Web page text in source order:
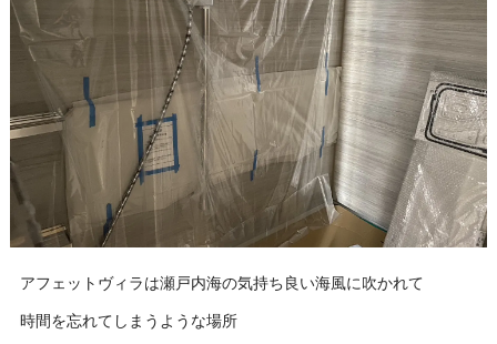
アフェットヴィラは瀬戸内海の気持ち良い海風に吹かれて
時間を忘れてしまうような場所